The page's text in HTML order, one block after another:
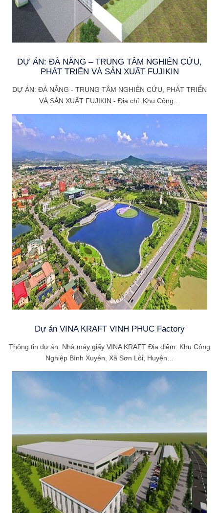
DỰ ÁN: ĐÀ NẴNG – TRUNG TÂM NGHIÊN CỨU,
PHÁT TRIỂN VÀ SẢN XUẤT FUJIKIN
DỰ ÁN: ĐÀ NẴNG - TRUNG TÂM NGHIÊN CỨU, PHÁT TRIỂN
VÀ SẢN XUẤT FUJIKIN - Địa chỉ: Khu Công…
Dự án VINA KRAFT VINH PHUC Factory
Thông tin dự án: Nhà máy giấy VINA KRAFT Địa điểm: Khu Công
Nghiệp Bình Xuyên, Xã Sơn Lôi, Huyện…